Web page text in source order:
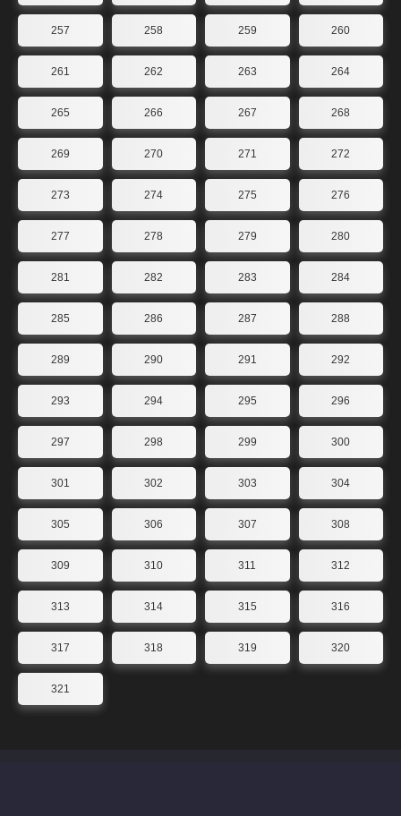
257 258 259 260
261 262 263 264
265 266 267 268
269 270 271 272
273 274 275 276
277 278 279 280
281 282 283 284
285 286 287 288
289 290 291 292
293 294 295 296
297 298 299 300
301 302 303 304
305 306 307 308
309 310 311 312
313 314 315 316
317 318 319 320
321